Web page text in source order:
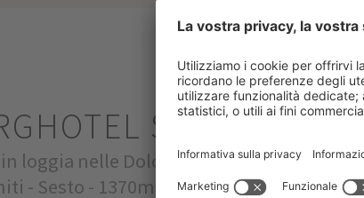
SEXTEN****s
loggia nelle Dolomiti di Sesto
- Sesto - 1370m